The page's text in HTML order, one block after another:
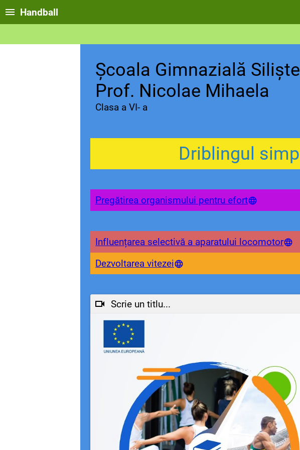
Handball
Școala Gimnazială
Prof. Nicolae Mihaela
Clasa a VI- a
Driblingul
Pregătirea organismului pentru efort
Influențarea selectivă a aparatului locomotor
Dezvoltarea vitezei
Scrie un titlu...